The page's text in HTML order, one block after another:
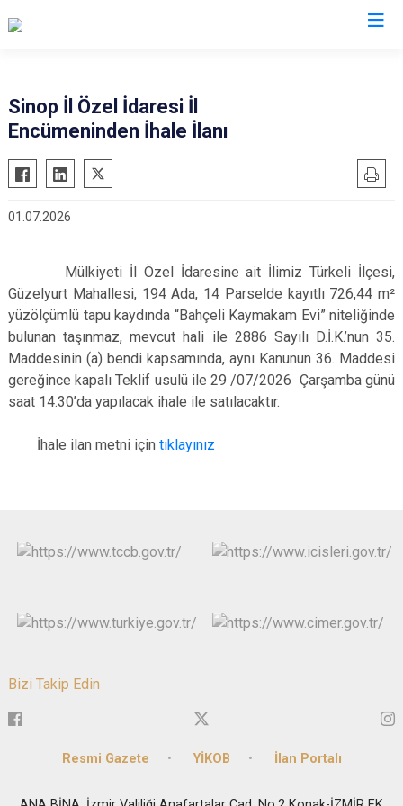
Sinop İl Özel İdaresi İl
Encümeninden İhale İlanı
01.07.2026
Mülkiyeti İl Özel İdaresine ait İlimiz Türkeli İlçesi,
Güzelyurt Mahallesi, 194 Ada, 14 Parselde kayıtlı 726,44 m²
yüzölçümlü tapu kaydında “Bahçeli Kaymakam Evi” niteliğinde
bulunan taşınmaz, mevcut hali ile 2886 Sayılı D.İ.K.’nun 35.
Maddesinin (a) bendi kapsamında, aynı Kanunun 36. Maddesi
gereğince kapalı Teklif usulü ile 29 /07/2026 Çarşamba günü
saat 14.30’da yapılacak ihale ile satılacaktır.
İhale ilan metni için tıklayınız
Bizi Takip Edin
Resmi Gazete YİKOB İlan Portalı